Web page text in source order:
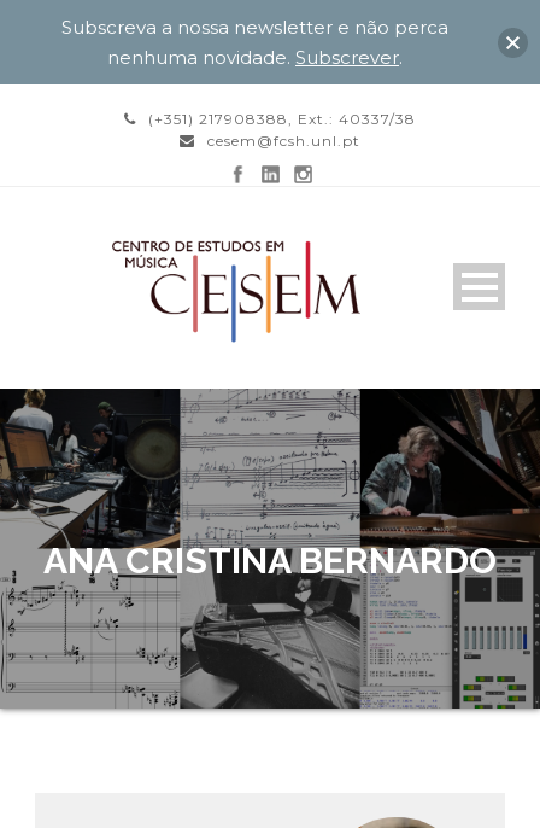
(+351) 217908388, Ext.: 40337/38
cesem@fcsh.unl.pt
ANA CRISTINA BERNARDO
Subscreva a nossa newsletter e não perca
nenhuma novidade. Subscrever.